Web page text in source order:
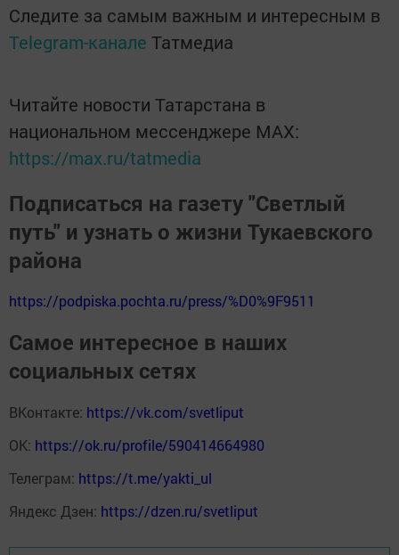
Следите за самым важным и интересным в
Telegram-канале Татмедиа
Читайте новости Татарстана в
национальном мессенджере MАХ:
https://max.ru/tatmedia
Подписаться на газету "Светлый
путь" и узнать о жизни Тукаевского
района
https://podpiska.pochta.ru/press/%D0%9F9511
Самое интересное в наших
социальных сетях
ВКонтакте: https://vk.com/svetliput
ОК: https://ok.ru/profile/590414664980
Телеграм: https://t.me/yakti_ul
Яндекс Дзен: https://dzen.ru/svetliput